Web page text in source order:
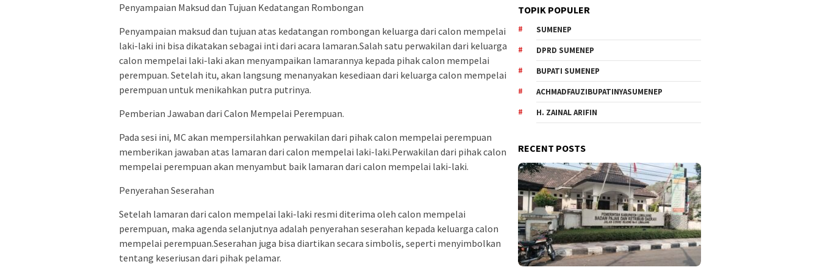
Penyampaian Maksud dan Tujuan Kedatangan Rombongan
Penyampaian maksud dan tujuan atas kedatangan rombongan keluarga dari calon mempelai
laki-laki ini bisa dikatakan sebagai inti dari acara lamaran.Salah satu perwakilan dari keluarga
calon mempelai laki-laki akan menyampaikan lamarannya kepada pihak calon mempelai
perempuan. Setelah itu, akan langsung menanyakan kesediaan dari keluarga calon mempelai
perempuan untuk menikahkan putra putrinya.
Pemberian Jawaban dari Calon Mempelai Perempuan.
Pada sesi ini, MC akan mempersilahkan perwakilan dari pihak calon mempelai perempuan
memberikan jawaban atas lamaran dari calon mempelai laki-laki.Perwakilan dari pihak calon
mempelai perempuan akan menyambut baik lamaran dari calon mempelai laki-laki.
Penyerahan Seserahan
Setelah lamaran dari calon mempelai laki-laki resmi diterima oleh calon mempelai
perempuan, maka agenda selanjutnya adalah penyerahan seserahan kepada keluarga calon
mempelai perempuan.Seserahan juga bisa diartikan secara simbolis, seperti menyimbolkan
tentang keseriusan dari pihak pelamar.
TOPIK POPULER
SUMENEP
DPRD SUMENEP
BUPATI SUMENEP
ACHMADFAUZIBUPATINYASUMENEP
H. ZAINAL ARIFIN
RECENT POSTS